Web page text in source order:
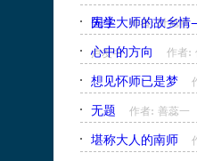
先生 作者: 叶旭艳
国学大师的故乡
卢友中
心中的方向 作者:
想见怀师已是梦
无题 作者: 善蕊一
堪称大人的南师